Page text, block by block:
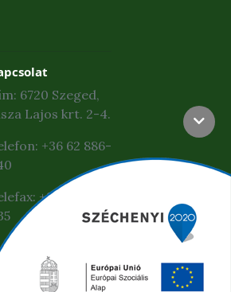
6720 Szeged,
Lajos krt. 2-4.
+36 62 886-
+36 62 425-